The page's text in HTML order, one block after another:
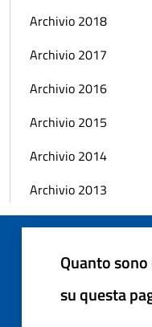
Archivio 2018
Archivio 2017
Archivio 2016
Archivio 2015
Archivio 2014
Archivio 2013
Quanto
su questa